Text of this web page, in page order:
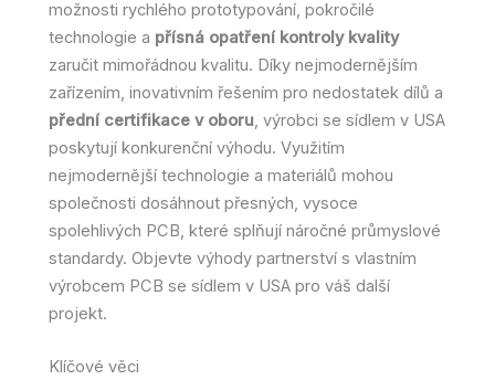
možnosti rychlého prototypování, pokročilé
technologie a přísná opatření kontroly kvality
zaručit mimořádnou kvalitu. Díky nejmodernějším
zařízením, inovativním řešením pro nedostatek dílů a
přední certifikace v oboru, výrobci se sídlem v USA
poskytují konkurenční výhodu. Využitím
nejmodernější technologie a materiálů mohou
společnosti dosáhnout přesných, vysoce
spolehlivých PCB, které splňují náročné průmyslové
standardy. Objevte výhody partnerství s vlastním
výrobcem PCB se sídlem v USA pro váš další
projekt.
Klíčové věci